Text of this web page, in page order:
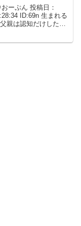
ーぷん 投稿日：
ID:69n 生まれる
親は認知だけした状